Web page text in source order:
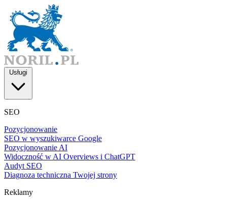
Usługi
SEO
Pozycjonowanie
SEO w wyszukiwarce Google
Pozycjonowanie AI
Widoczność w AI Overviews i ChatGPT
Audyt SEO
Diagnoza techniczna Twojej strony
Reklamy